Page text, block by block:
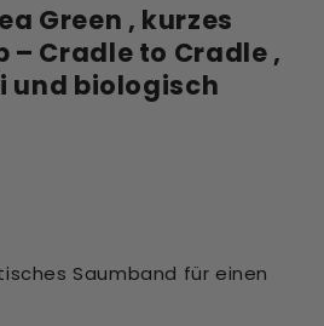
Green , kurzes
– Cradle to Cradle ,
biologisch
Saumband für einen